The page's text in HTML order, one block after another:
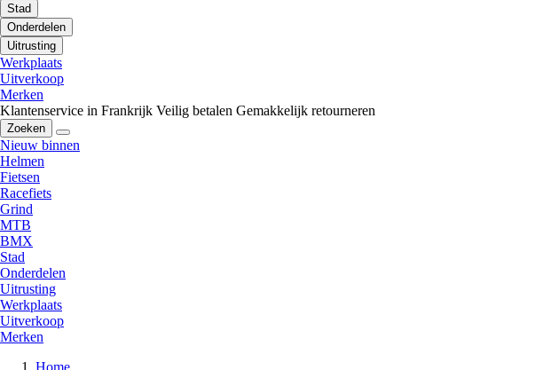
Stad
Onderdelen
Uitrusting
Werkplaats
Uitverkoop
Merken
Klantenservice in Frankrijk Veilig betalen Gemakkelijk retourneren
Zoeken
Nieuw binnen
Helmen
Fietsen
Racefiets
Grind
MTB
BMX
Stad
Onderdelen
Uitrusting
Werkplaats
Uitverkoop
Merken
Home